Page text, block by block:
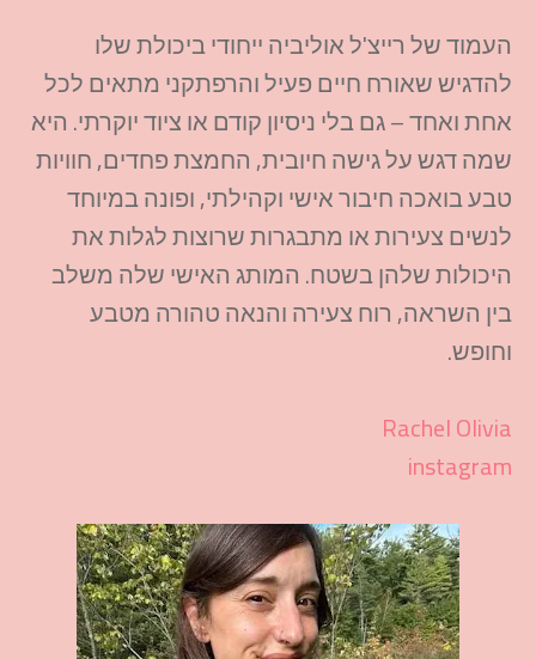
העמוד של רייצ'ל אוליביה ייחודי ביכולת שלו
להדגיש שאורח חיים פעיל והרפתקני מתאים לכל
אחת ואחד – גם בלי ניסיון קודם או ציוד יוקרתי. היא
שמה דגש על גישה חיובית, החמצת פחדים, חוויות
טבע בואכה חיבור אישי וקהילתי, ופונה במיוחד
לנשים צעירות או מתבגרות שרוצות לגלות את
היכולות שלהן בשטח. המותג האישי שלה משלב
בין השראה, רוח צעירה והנאה טהורה מטבע
וחופש.
Rachel Olivia
instagram